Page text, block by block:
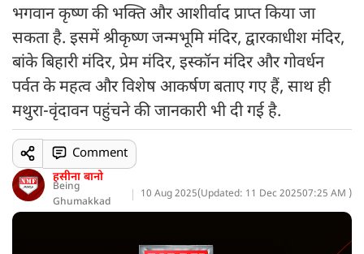
भगवान कृष्ण की भक्ति और आशीर्वाद प्राप्त किया जा
सकता है. इसमें श्रीकृष्ण जन्मभूमि मंदिर, द्वारकाधीश मंदिर,
बांके बिहारी मंदिर, प्रेम मंदिर, इस्कॉन मंदिर और गोवर्धन
पर्वत के महत्व और विशेष आकर्षण बताए गए हैं, साथ ही
मथुरा-वृंदावन पहुंचने की जानकारी भी दी गई है.
हसीना बानो
Being
Ghumakkad
10 Aug 2025(Updated: 11 Dec 202507:25 AM )
Comment